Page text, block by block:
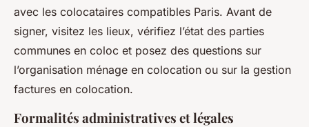
avec les colocataires compatibles Paris. Avant de
signer, visitez les lieux, vérifiez l’état des parties
communes en coloc et posez des questions sur
l’organisation ménage en colocation ou sur la gestion
factures en colocation.
Formalités administratives et légales